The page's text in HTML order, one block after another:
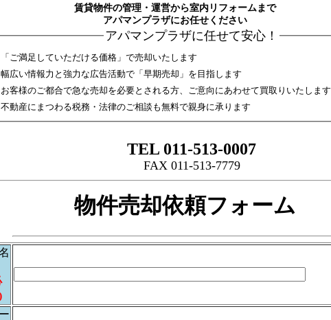
賃貸物件の管理・運営から室内リフォームまで
アパマンプラザにお任せください
アパマンプラザに任せて安心！
「ご満足していただける価格」で売却いたします
幅広い情報力と強力な広告活動で「早期売却」を目指します
お客様のご都合で急な売却を必要とされる方、ご意向にあわせて買取りいたします
不動産にまつわる税務・法律のご相談も無料で親身に承ります
TEL 011-513-0007
FAX 011-513-7779